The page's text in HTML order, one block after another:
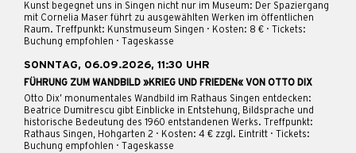
Kunst begegnet uns in Singen nicht nur im Museum: Der Spaziergang
mit Cornelia Maser führt zu ausgewählten Werken im öffentlichen
Raum. Treffpunkt: Kunstmuseum Singen · Kosten: 8 € · Tickets:
Buchung empfohlen · Tageskasse
SONNTAG, 06.09.2026, 11:30 UHR
FÜHRUNG ZUM WANDBILD »KRIEG UND FRIEDEN« VON OTTO DIX
Otto Dix’ monumentales Wandbild im Rathaus Singen entdecken:
Beatrice Dumitrescu gibt Einblicke in Entstehung, Bildsprache und
historische Bedeutung des 1960 entstandenen Werks. Treffpunkt:
Rathaus Singen, Hohgarten 2 · Kosten: 4 € zzgl. Eintritt · Tickets:
Buchung empfohlen · Tageskasse